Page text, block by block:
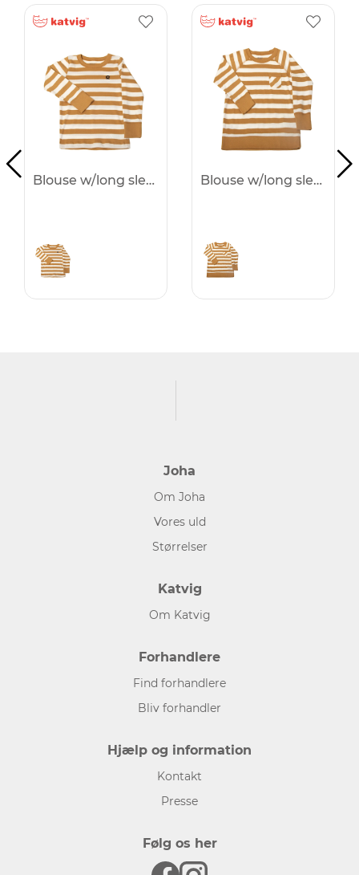
Blouse w/long sleeves -50% Blouse w/long sleeves -50%
Joha
Om Joha
Vores uld
Størrelser
Katvig
Om Katvig
Forhandlere
Find forhandlere
Bliv forhandler
Hjælp og information
Kontakt
Presse
Følg os her